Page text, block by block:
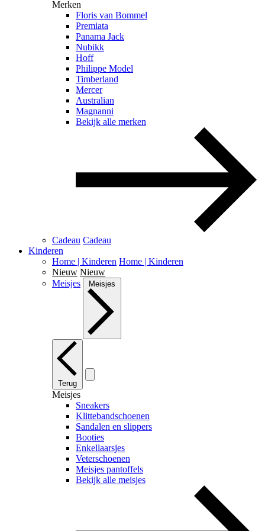
Merken
Floris van Bommel
Premiata
Panama Jack
Nubikk
Hoff
Philippe Model
Timberland
Mercer
Australian
Magnanni
Bekijk alle merken
Cadeau Cadeau
Kinderen
Home | Kinderen Home | Kinderen
Nieuw Nieuw
Meisjes
Meisjes
Terug
Meisjes
Sneakers
Klittebandschoenen
Sandalen en slippers
Booties
Enkellaarsjes
Veterschoenen
Meisjes pantoffels
Bekijk alle meisjes